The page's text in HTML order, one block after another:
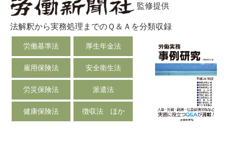
監修提供
法解釈から実務処理までのＱ＆Ａを分類収録
労働基準法 厚生年金法
雇用保険法 安全衛生法
労災保険法 派遣法
健康保険法 徴収法 ほか